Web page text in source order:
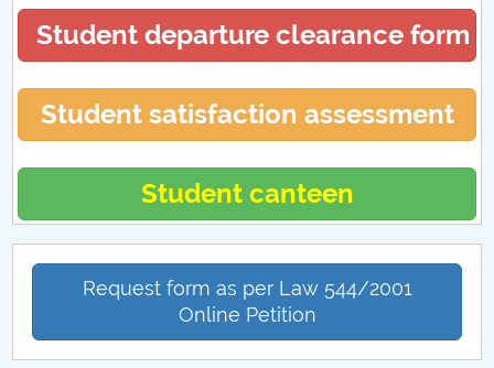
Student departure clearance form
Student satisfaction assessment
Student canteen
Request form as per Law 544/2001
Online Petition